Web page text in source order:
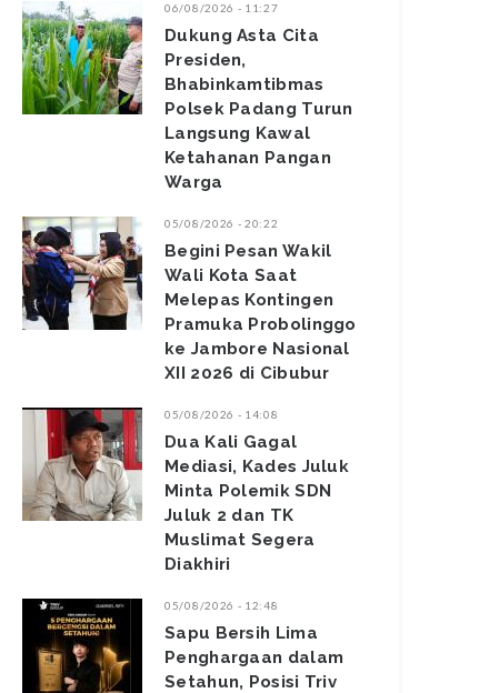
06/08/2026 - 11:27
Dukung Asta Cita
Presiden,
Bhabinkamtibmas
Polsek Padang Turun
Langsung Kawal
Ketahanan Pangan
Warga
05/08/2026 - 20:22
Begini Pesan Wakil
Wali Kota Saat
Melepas Kontingen
Pramuka Probolinggo
ke Jambore Nasional
XII 2026 di Cibubur
05/08/2026 - 14:08
Dua Kali Gagal
Mediasi, Kades Juluk
Minta Polemik SDN
Juluk 2 dan TK
Muslimat Segera
Diakhiri
05/08/2026 - 12:48
Sapu Bersih Lima
Penghargaan dalam
Setahun, Posisi Triv